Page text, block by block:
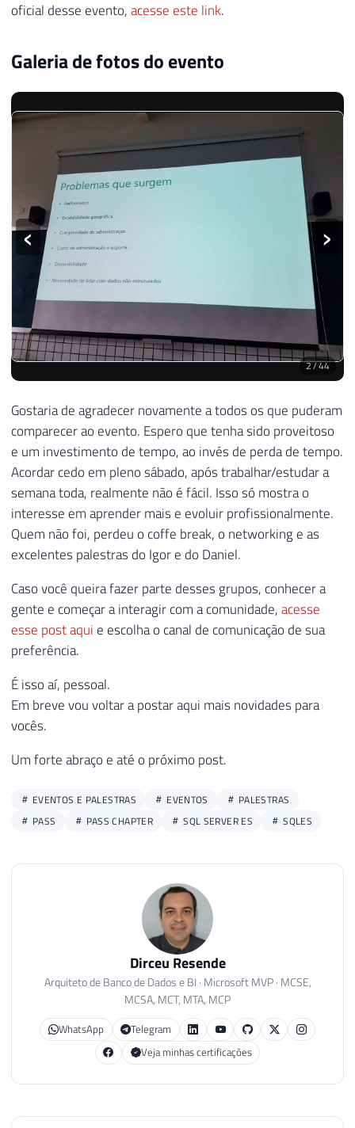
oficial desse evento,acesse este link.
Galeria de fotos do evento
‹ ›
2/44
Gostaria de agradecer novamente a todos os que puderam
comparecer ao evento. Espero que tenha sido proveitoso
e um investimento de tempo, ao invés de perda de tempo.
Acordar cedo em pleno sábado, após trabalhar/estudar a
semana toda, realmente não é fácil. Isso só mostra o
interesse em aprender mais e evoluir profissionalmente.
Quem não foi, perdeu o coffe break, o networking e as
excelentes palestras do Igor e do Daniel.
Caso você queira fazer parte desses grupos, conhecer a
gente e começar a interagir com a comunidade,acesse
esse post aqui e escolha o canal de comunicação de sua
preferência.
É isso aí, pessoal.
Em breve vou voltar a postar aqui mais novidades para
vocês.
Um forte abraço e até o próximo post.
EVENTOS E PALESTRAS EVENTOS
PALESTRAS
PASS
PASS CHAPTER SQL SERVER ES SQLES
Dirceu Resende
Arquiteto de Banco de Dados e BI · Microsoft MVP · MCSE,
MCSA, MCT, MTA, MCP
WhatsApp
Telegram
Veja minhas certificações